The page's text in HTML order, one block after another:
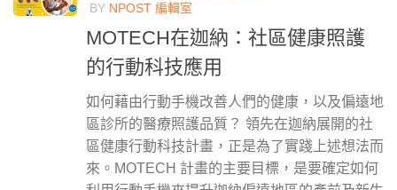
BY NPOST 編輯室
MOTECH在迦納：社區健康照護
的行動科技應用
如何藉由行動手機改善人們的健康，以及偏遠地
區診所的醫療照護品質？ 領先在迦納展開的社
區健康行動科技計畫，正是為了實踐上述想法而
來。MOTECH 計畫的主要目標，是要確定如何